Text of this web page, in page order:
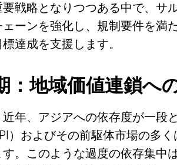
要戦略となりつつある中で、サ
ーンを強化し、規制要件を満
達成を支援します。
：地域価値連鎖へ
年、アジアへの依存度が一段
）およびその前駆体市場の多
。このような過度の依存集中